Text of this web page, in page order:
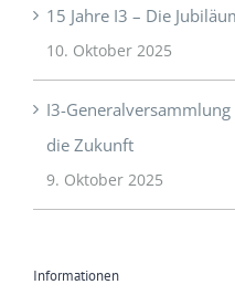
15 Jahre I3 – Die
10. Oktober 2025
I3-
die Zukunft
9. Oktober 2025
Informationen